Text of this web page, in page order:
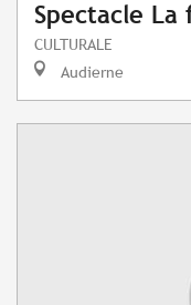
Spectacle
CULTURALE
Audierne